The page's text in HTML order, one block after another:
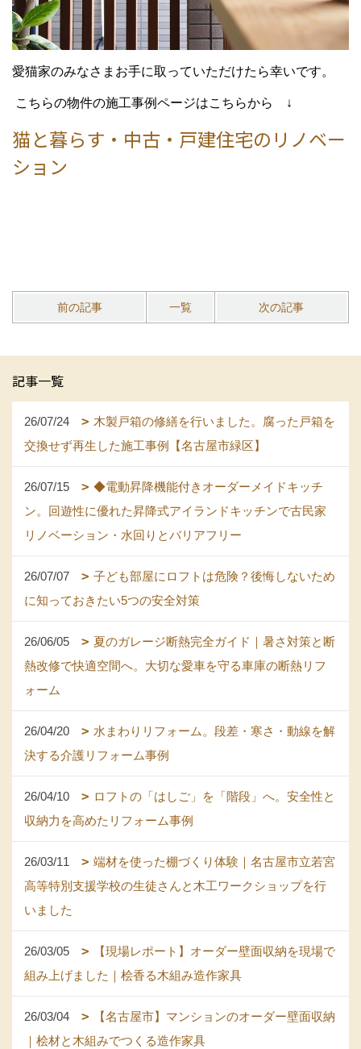
愛猫家のみなさまお手に取っていただけたら幸いです。
こちらの物件の施工事例ページはこちらから ↓
猫と暮らす・中古・戸建住宅のリノベー
ション
前の記事 一覧 次の記事
記事一覧
26/07/24
木製戸箱の修繕を行いました。腐った戸箱を
交換せず再生した施工事例【名古屋市緑区】
26/07/15
◆電動昇降機能付きオーダーメイドキッチ
ン。回遊性に優れた昇降式アイランドキッチンで古民家
リノベーション・水回りとバリアフリー
26/07/07
子ども部屋にロフトは危険？後悔しないため
に知っておきたい5つの安全対策
26/06/05
夏のガレージ断熱完全ガイド｜暑さ対策と断
熱改修で快適空間へ。大切な愛車を守る車庫の断熱リフ
ォーム
26/04/20
水まわりリフォーム。段差・寒さ・動線を解
決する介護リフォーム事例
26/04/10
ロフトの「はしご」を「階段」へ。安全性と
収納力を高めたリフォーム事例
26/03/11
端材を使った棚づくり体験｜名古屋市立若宮
高等特別支援学校の生徒さんと木工ワークショップを行
いました
26/03/05
【現場レポート】オーダー壁面収納を現場で
組み上げました｜桧香る木組み造作家具
26/03/04
【名古屋市】マンションのオーダー壁面収納
｜桧材と木組みでつくる造作家具